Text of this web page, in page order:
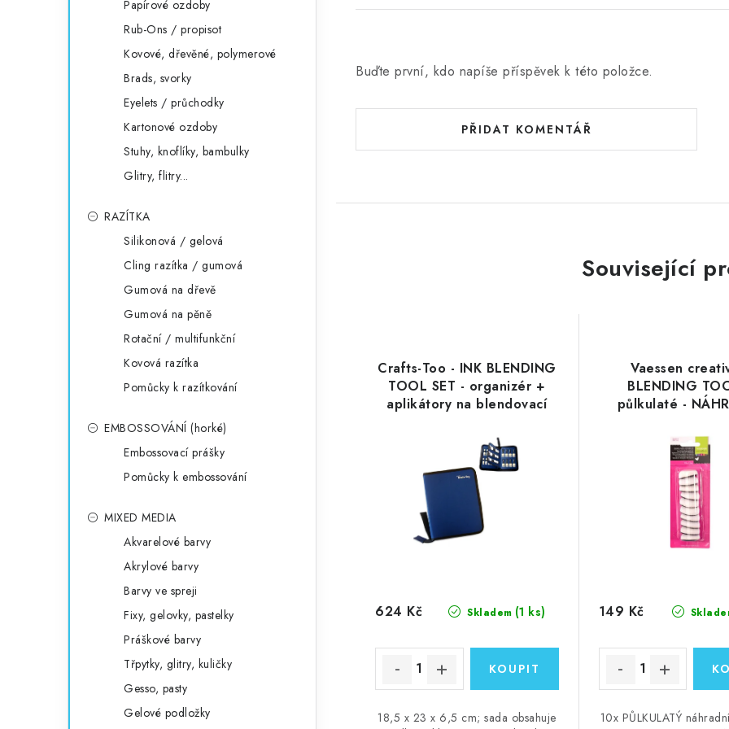
Papírové ozdoby
Rub-Ons / propisot
Kovové, dřevěné, polymerové
Brads, svorky
Eyelets / průchodky
Kartonové ozdoby
Stuhy, knoflíky, bambulky
Glitry, flitry...
RAZÍTKA
Silikonová / gelová
Cling razítka / gumová
Gumová na dřevě
Gumová na pěně
Rotační / multifunkční
Kovová razítka
Pomůcky k razítkování
EMBOSSOVÁNÍ (horké)
Embossovací prášky
Pomůcky k embossování
MIXED MEDIA
Akvarelové barvy
Akrylové barvy
Barvy ve spreji
Fixy, gelovky, pastelky
Práškové barvy
Třpytky, glitry, kuličky
Gesso, pasty
Gelové podložky
Buďte první, kdo napíše příspěvek k této položce.
PŘIDAT KOMENTÁŘ
Související
Crafts-Too - INK BLENDING
TOOL SET - organizér +
aplikátory na blendovací
Skladem (1 ks)
624 Kč
18,5 x 23 x 6,5 cm; sada obsahuje
Vaessen
BLENDING
půlkulaté -
149 Kč
10x PŮLKULATÝ